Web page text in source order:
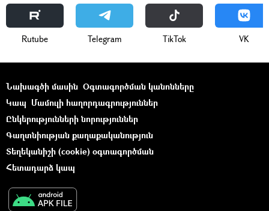
Rutube Telegram ТikТоk VK
Նախագծի մասին Օգտագործման կանոնները
Կապ Մամուլի հաղորդագրություններ
Ընկերությունների նորություններ
Գաղտնիության քաղաքականություն
Տեղեկանիշի (cookie) օգտագործման
Հետադարձ կապ